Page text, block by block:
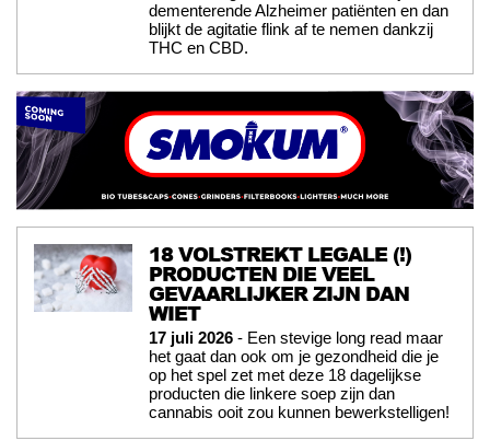
dementerende Alzheimer patiënten en dan
blijkt de agitatie flink af te nemen dankzij
THC en CBD.
18 VOLSTREKT LEGALE (!)
PRODUCTEN DIE VEEL
GEVAARLIJKER ZIJN DAN
WIET
17 juli 2026 - Een stevige long read maar
het gaat dan ook om je gezondheid die je
op het spel zet met deze 18 dagelijkse
producten die linkere soep zijn dan
cannabis ooit zou kunnen bewerkstelligen!